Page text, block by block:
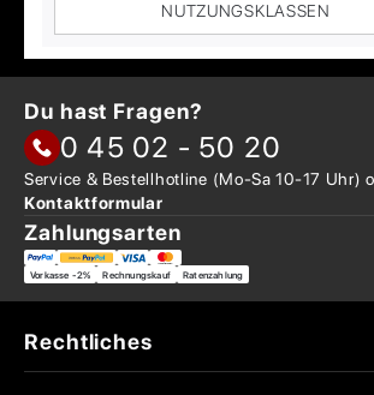
NUTZUNGSKLASSEN
Du hast Fragen?
0 45 02 - 50 20
Service & Bestellhotline (Mo-Sa 10-17 Uhr)
Kontaktformular
Zahlungsarten
Vorkasse -2% Rechnungskauf Ratenzahlung
Rechtliches